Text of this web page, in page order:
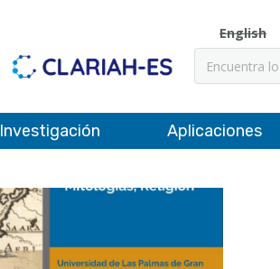
English
Buscar
Investigación Aplicaciones